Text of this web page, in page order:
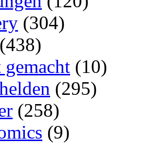
(304)
(438)
gemacht (10)
(295)
(258)
(9)